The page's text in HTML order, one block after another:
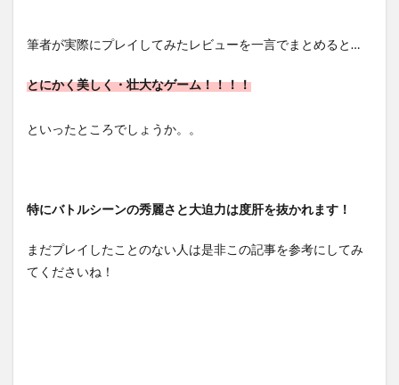
筆者が実際にプレイしてみたレビューを一言でまとめると…
とにかく美しく・壮大なゲーム！！！！
といったところでしょうか。。
特にバトルシーンの秀麗さと大迫力は度肝を抜かれます！
まだプレイしたことのない人は是非この記事を参考にしてみ
てくださいね！